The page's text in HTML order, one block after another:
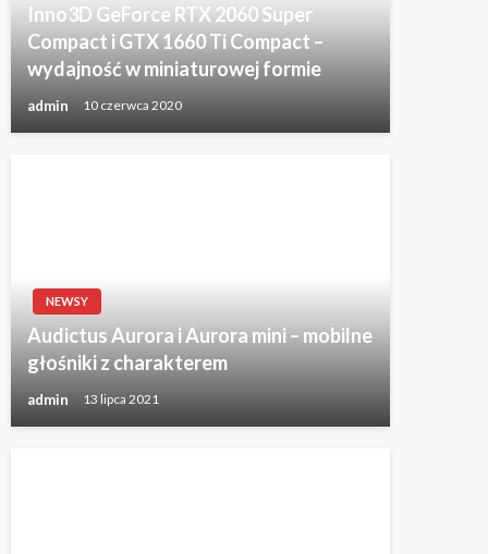
Inno3D GeForce RTX 2060 Super
Compact i GTX 1660 Ti Compact –
wydajność w miniaturowej formie
admin 10 czerwca 2020
NEWSY
Audictus Aurora i Aurora mini – mobilne
głośniki z charakterem
admin 13 lipca 2021